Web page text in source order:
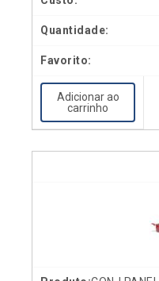
Adicionar ao
carrinho